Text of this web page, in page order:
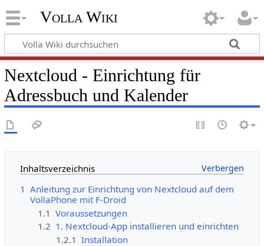
Volla Wiki
Nextcloud - Einrichtung für
Adressbuch und Kalender
Inhaltsverzeichnis
1 Anleitung zur Einrichtung von Nextcloud auf dem
VollaPhone mit F-Droid
1.1 Voraussetzungen
1.2 1. Nextcloud-App installieren und einrichten
1.2.1 Installation